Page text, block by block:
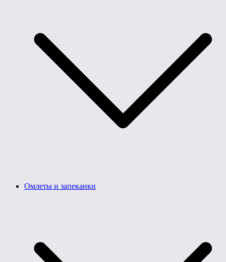
Омлеты и запеканки